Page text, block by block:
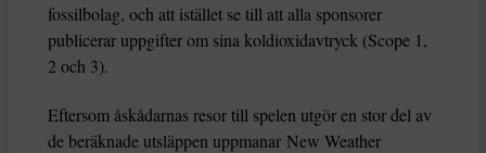
fossilbolag, och att istället se till att alla sponsorer
publicerar uppgifter om sina koldioxidavtryck (Scope 1,
2 och 3).
Eftersom åskådarnas resor till spelen utgör en stor del av
de beräknade utsläppen uppmanar New Weather